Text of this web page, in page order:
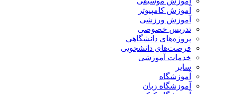
آموزش کامپیوتر
آموزش ورزشی
تدریس خصوصی
پروژه‌های دانشگاهی
فرصت‌های دانشجویی
خدمات آموزشی
سایر
آموزشگاه
آموزشگاه زبان